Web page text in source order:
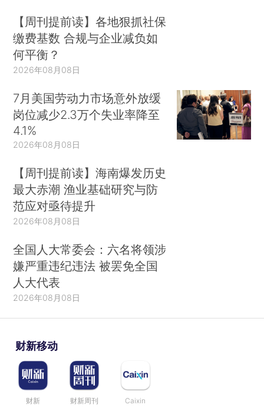
【周刊提前读】各地狠抓社保
缴费基数 合规与企业减负如
何平衡？
2026年08月08日
7月美国劳动力市场意外放缓
岗位减少2.3万个失业率降至
4.1%
2026年08月08日
【周刊提前读】海南爆发历史
最大赤潮 渔业基础研究与防
范应对亟待提升
2026年08月08日
全国人大常委会：六名将领涉
嫌严重违纪违法 被罢免全国
人大代表
2026年08月08日
财新移动
财新 财新周刊 Caixin